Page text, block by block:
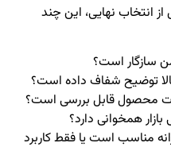
انتخاب نهایی، این چند
سازگار است؟
توضیح شفاف داده است؟
محصول قابل بررسی است؟
همخوانی دارد؟
مناسب است یا فقط کاربرد